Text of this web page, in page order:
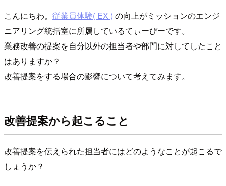
こんにちわ。 従業員体験( EX ) の向上がミッションのエンジ
ニアリング統括室に所属しているてぃーびーです。
業務改善の提案を自分以外の担当者や部門に対してしたこと
はありますか？
改善提案をする場合の影響について考えてみます。
改善提案から起こること
改善提案を伝えられた担当者にはどのようなことが起こるで
しょうか？